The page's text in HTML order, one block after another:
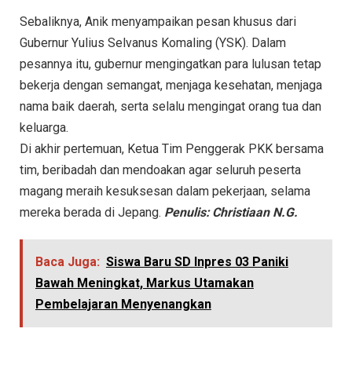
Sebaliknya, Anik menyampaikan pesan khusus dari
Gubernur Yulius Selvanus Komaling (YSK). Dalam
pesannya itu, gubernur mengingatkan para lulusan tetap
bekerja dengan semangat, menjaga kesehatan, menjaga
nama baik daerah, serta selalu mengingat orang tua dan
keluarga.
Di akhir pertemuan, Ketua Tim Penggerak PKK bersama
tim, beribadah dan mendoakan agar seluruh peserta
magang meraih kesuksesan dalam pekerjaan, selama
mereka berada di Jepang. Penulis: Christiaan N.G.
Baca Juga: Siswa Baru SD Inpres 03 Paniki
Bawah Meningkat, Markus Utamakan
Pembelajaran Menyenangkan